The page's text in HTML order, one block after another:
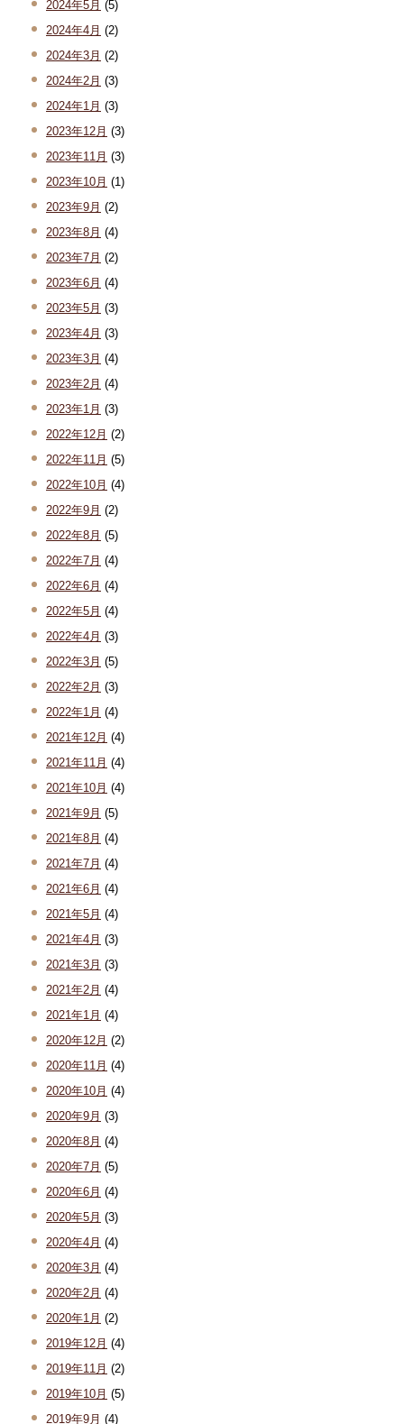
2024年5月 (5)
2024年4月 (2)
2024年3月 (2)
2024年2月 (3)
2024年1月 (3)
2023年12月 (3)
2023年11月 (3)
2023年10月 (1)
2023年9月 (2)
2023年8月 (4)
2023年7月 (2)
2023年6月 (4)
2023年5月 (3)
2023年4月 (3)
2023年3月 (4)
2023年2月 (4)
2023年1月 (3)
2022年12月 (2)
2022年11月 (5)
2022年10月 (4)
2022年9月 (2)
2022年8月 (5)
2022年7月 (4)
2022年6月 (4)
2022年5月 (4)
2022年4月 (3)
2022年3月 (5)
2022年2月 (3)
2022年1月 (4)
2021年12月 (4)
2021年11月 (4)
2021年10月 (4)
2021年9月 (5)
2021年8月 (4)
2021年7月 (4)
2021年6月 (4)
2021年5月 (4)
2021年4月 (3)
2021年3月 (3)
2021年2月 (4)
2021年1月 (4)
2020年12月 (2)
2020年11月 (4)
2020年10月 (4)
2020年9月 (3)
2020年8月 (4)
2020年7月 (5)
2020年6月 (4)
2020年5月 (3)
2020年4月 (4)
2020年3月 (4)
2020年2月 (4)
2020年1月 (2)
2019年12月 (4)
2019年11月 (2)
2019年10月 (5)
2019年9月 (4)